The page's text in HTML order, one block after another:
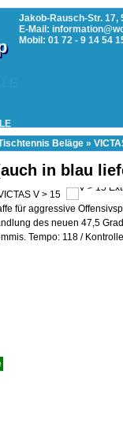
Jakob-Rausch-Str. 17,
E-Mail:
Mobil: 01 72 - 9 14 54
Beläge »
in blau
V > 15
für aggressive
des neuen 47,5
Tempo: 118 /